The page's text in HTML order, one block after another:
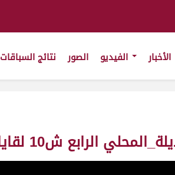
الأخبار الصور نتائج السباقات
قعدان عام_1803_ت8:04:19 ت(26/11/2010)